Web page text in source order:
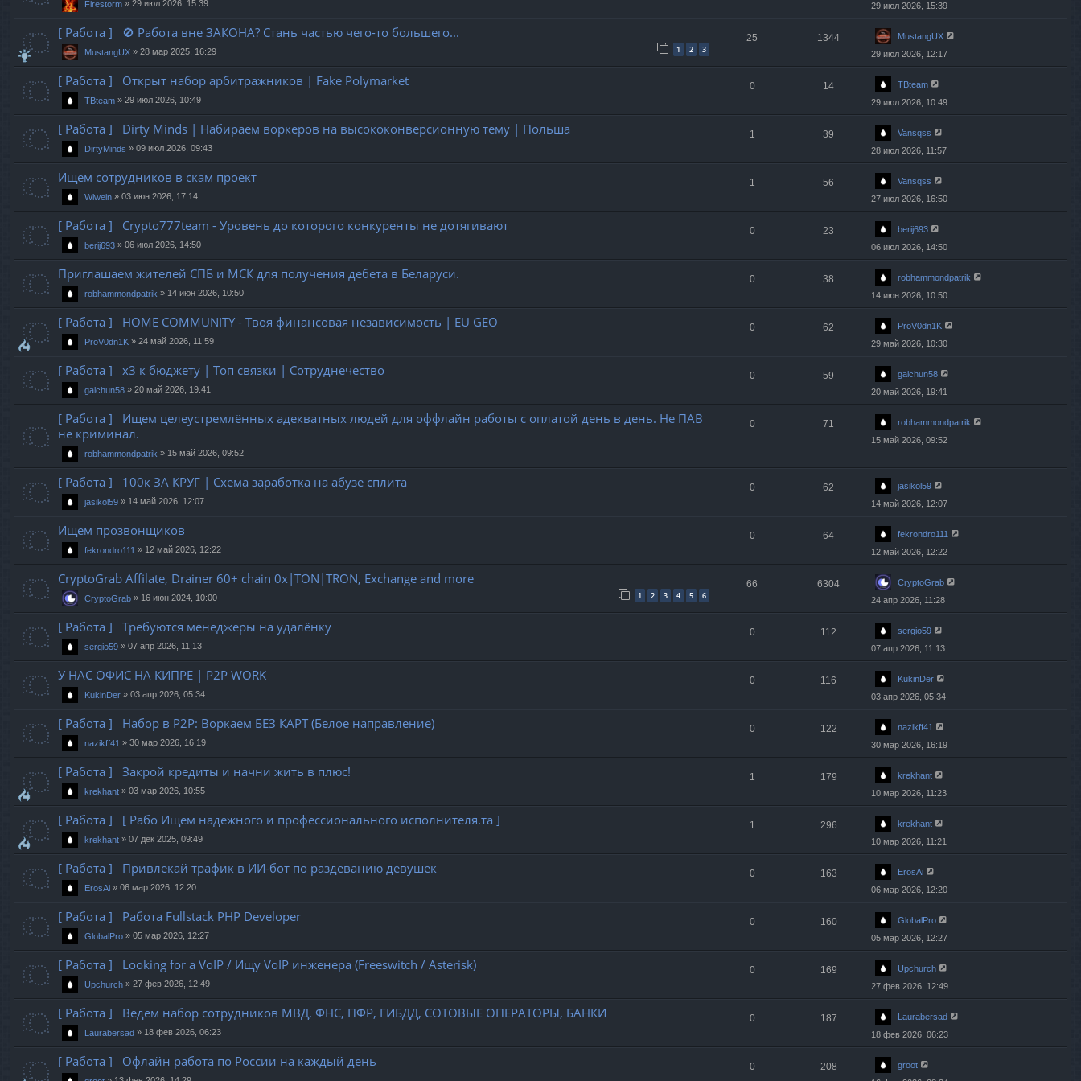
Firestorm » 29 июл 2026, 15:39
29 июл 2026, 15:39
[ Работа ] 🚫 Работа вне ЗАКОНА? Стань частью чего-то большего...
MustangUX » 28 мар 2025, 16:29 1 2 3
25 1344
MustangUX
29 июл 2026, 12:17
[ Работа ] Открыт набор арбитражников | Fake Polymarket
TBteam » 29 июл 2026, 10:49
0 14
TBteam
29 июл 2026, 10:49
[ Работа ] Dirty Minds | Набираем воркеров на высококонверсионную тему | Польша
DirtyMinds » 09 июл 2026, 09:43
1 39
Vansqss
28 июл 2026, 11:57
Ищем сотрудников в скам проект
Wiwein » 03 июн 2026, 17:14
1 56
Vansqss
27 июл 2026, 16:50
[ Работа ] Crypto777team - Уровень до которого конкуренты не дотягивают
berij693 » 06 июл 2026, 14:50
0 23
berij693
06 июл 2026, 14:50
Приглашаем жителей СПБ и МСК для получения дебета в Беларуси.
robhammondpatrik » 14 июн 2026, 10:50
0 38
robhammondpatrik
14 июн 2026, 10:50
[ Работа ] HOME COMMUNITY - Твоя финансовая независимость | EU GEO
ProV0dn1K » 24 май 2026, 11:59
0 62
ProV0dn1K
29 май 2026, 10:30
[ Работа ] х3 к бюджету | Топ связки | Сотруднечество
galchun58 » 20 май 2026, 19:41
0 59
galchun58
20 май 2026, 19:41
[ Работа ] Ищем целеустремлённых адекватных людей для оффлайн работы с оплатой день в день. Не ПАВ
не криминал.
robhammondpatrik » 15 май 2026, 09:52
0 71
robhammondpatrik
15 май 2026, 09:52
[ Работа ] 100к ЗА КРУГ | Схема заработка на абузе сплита
jasikol59 » 14 май 2026, 12:07
0 62
jasikol59
14 май 2026, 12:07
Ищем прозвонщиков
fekrondro111 » 12 май 2026, 12:22
0 64
fekrondro111
12 май 2026, 12:22
CryptoGrab Affilate, Drainer 60+ chain 0x|TON|TRON, Exchange and more
CryptoGrab » 16 июн 2024, 10:00 1 2 3 4 5 6
66 6304
CryptoGrab
24 апр 2026, 11:28
[ Работа ] Требуются менеджеры на удалёнку
sergio59 » 07 апр 2026, 11:13
0 112
sergio59
07 апр 2026, 11:13
У НАС ОФИС НА КИПРЕ | P2P WORK
KukinDer » 03 апр 2026, 05:34
0 116
KukinDer
03 апр 2026, 05:34
[ Работа ] Набор в P2P: Воркаем БЕЗ КАРТ (Белое направление)
nazikff41 » 30 мар 2026, 16:19
0 122
nazikff41
30 мар 2026, 16:19
[ Работа ] Закрой кредиты и начни жить в плюс!
krekhant » 03 мар 2026, 10:55
1 179
krekhant
10 мар 2026, 11:23
[ Работа ] [ Рабо Ищем надежного и профессионального исполнителя.та ]
krekhant » 07 дек 2025, 09:49
1 296
krekhant
10 мар 2026, 11:21
[ Работа ] Привлекай трафик в ИИ-бот по раздеванию девушек
ErosAi » 06 мар 2026, 12:20
0 163
ErosAi
06 мар 2026, 12:20
[ Работа ] Работа Fullstack PHP Developer
GlobalPro » 05 мар 2026, 12:27
0 160
GlobalPro
05 мар 2026, 12:27
[ Работа ] Looking for a VoIP / Ищу VoIP инженера (Freeswitch / Asterisk)
Upchurch » 27 фев 2026, 12:49
0 169
Upchurch
27 фев 2026, 12:49
[ Работа ] Ведем набор сотрудников МВД, ФНС, ПФР, ГИБДД, СОТОВЫЕ ОПЕРАТОРЫ, БАНКИ
Laurabersad » 18 фев 2026, 06:23
0 187
Laurabersad
18 фев 2026, 06:23
[ Работа ] Офлайн работа по России на каждый день 0 208
groot